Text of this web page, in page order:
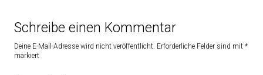
Schreibe einen Kommentar
Deine E-Mail-Adresse wird nicht veröffentlicht. Erforderliche Felder sind mit *
markiert